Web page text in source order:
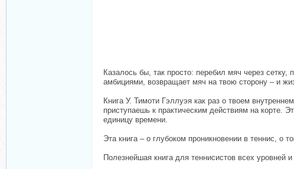
Казалось бы, так просто: перебил мяч через
амбициями, возвращает мяч на твою сторону – и
Книга У. Тимоти Гэллуэя как раз о твоем
приступаешь к практическим действиям на корте.
единицу времени.
Эта книга – о глубоком проникновении в теннис, о
Полезнейшая книга для теннисистов всех